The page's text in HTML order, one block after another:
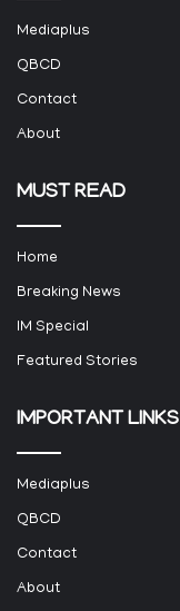
Mediaplus
QBCD
Contact
About
MUST READ
Home
Breaking News
IM Special
Featured Stories
IMPORTANT LINKS
Mediaplus
QBCD
Contact
About